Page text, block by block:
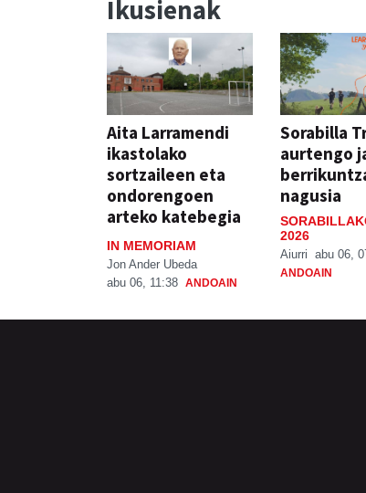
Ikusienak
Aita Larramendi
ikastolako
sortzaileen eta
ondorengoen
arteko katebegia
IN MEMORIAM
Jon Ander Ubeda
abu 06, 11:38 ANDOAIN
Sorabilla
aurtengo
nagusia
2026
Aiurri abu 06,
ANDOAIN